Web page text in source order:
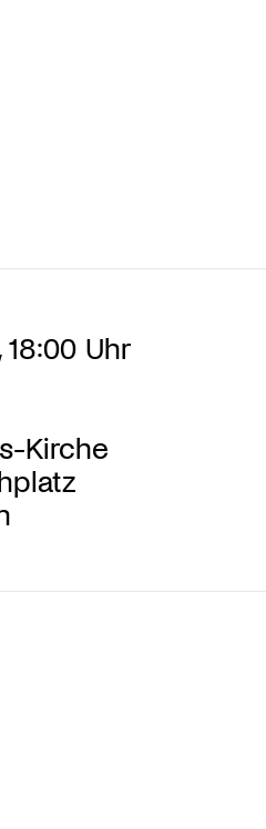
18:00 Uhr
Kirche